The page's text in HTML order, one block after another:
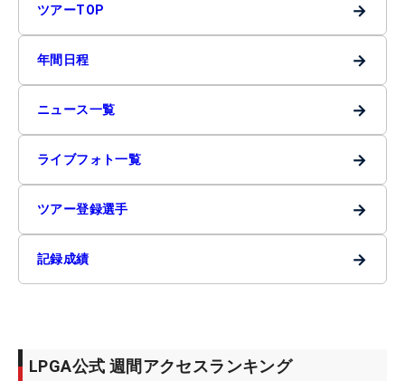
ツアーTOP →
年間日程 →
ニュース一覧 →
ライブフォト一覧 →
ツアー登録選手 →
記録成績 →
LPGA公式 週間アクセスランキング